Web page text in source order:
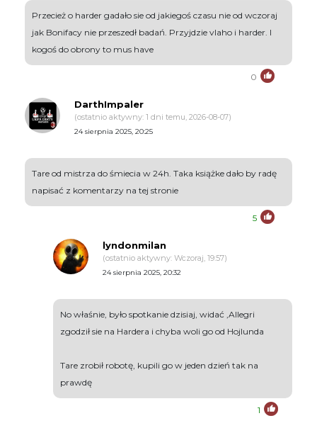
Przecież o harder gadało sie od jakiegoś czasu nie od wczoraj
jak Bonifacy nie przeszedł badań. Przyjdzie vlaho i harder. I
kogoś do obrony to mus have
0
DarthImpaler
(ostatnio aktywny: 1 dni temu, 2026-08-07)
24 sierpnia 2025, 20:25
Tare od mistrza do śmiecia w 24h. Taka książke dało by radę
napisać z komentarzy na tej stronie
5
lyndonmilan
(ostatnio aktywny: Wczoraj, 19:57)
24 sierpnia 2025, 20:32
No właśnie, było spotkanie dzisiaj, widać ,Allegri
zgodził sie na Hardera i chyba woli go od Hojlunda
Tare zrobił robotę, kupili go w jeden dzień tak na
prawdę
1